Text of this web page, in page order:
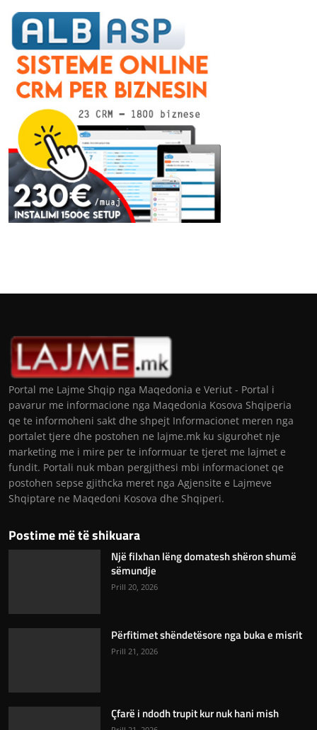
Portal me Lajme Shqip nga Maqedonia e Veriut - Portal i
pavarur me informacione nga Maqedonia Kosova Shqiperia
qe te informoheni sakt dhe shpejt Informacionet meren nga
portalet tjere dhe postohen ne lajme.mk ku sigurohet nje
marketing me i mire per te informuar te tjeret me lajmet e
fundit. Portali nuk mban pergjithesi mbi informacionet qe
postohen sepse gjithcka meret nga Agjensite e Lajmeve
Shqiptare ne Maqedoni Kosova dhe Shqiperi.
Postime më të shikuara
Një filxhan lëng domatesh shëron shumë
sëmundje
Prill 20, 2026
Përfitimet shëndetësore nga buka e misrit
Prill 21, 2026
Çfarë i ndodh trupit kur nuk hani mish